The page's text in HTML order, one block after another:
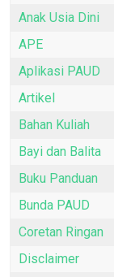
Anak Usia Dini
APE
Aplikasi PAUD
Artikel
Bahan Kuliah
Bayi dan Balita
Buku Panduan
Bunda PAUD
Coretan Ringan
Disclaimer